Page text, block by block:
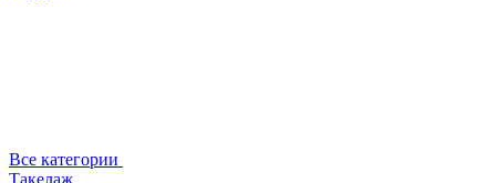
Все категории
Такелаж